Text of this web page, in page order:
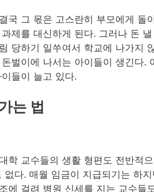
국 그 몫은 고스란히 부모에게 돌
제를 대신하게 된다. 그러나 돈
당하기 일쑤여서 학교에 나가지
벌이에 나서는 아이들이 생긴다.
들이 늘고 있다.
는 법
학 교수들의 생활 형편도 전반적
다. 매월 임금이 지급되기는 하
에 걸려 병원 신세를 지는 교수들